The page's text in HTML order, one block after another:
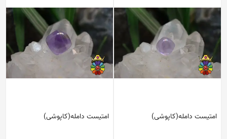
امتیست دامله(کاپوشی) امتیست دامله(کاپوشی)